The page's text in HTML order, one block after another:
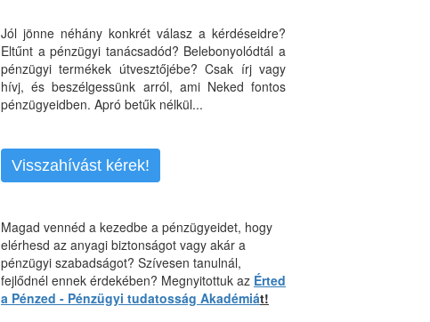
Jól jönne néhány konkrét válasz a kérdéseidre?
Eltűnt a pénzügyi tanácsadód? Belebonyolódtál a
pénzügyi termékek útvesztőjébe? Csak írj vagy
hívj, és beszélgessünk arról, ami Neked fontos
pénzügyeidben. Apró betűk nélkül...
Visszahívást kérek!
Magad vennéd a kezedbe a pénzügyeidet, hogy
elérhesd az anyagi biztonságot vagy akár a
pénzügyi szabadságot? Szívesen tanulnál,
fejlődnél ennek érdekében? Megnyitottuk az Érted
a Pénzed - Pénzügyi tudatosság Akadémiát!